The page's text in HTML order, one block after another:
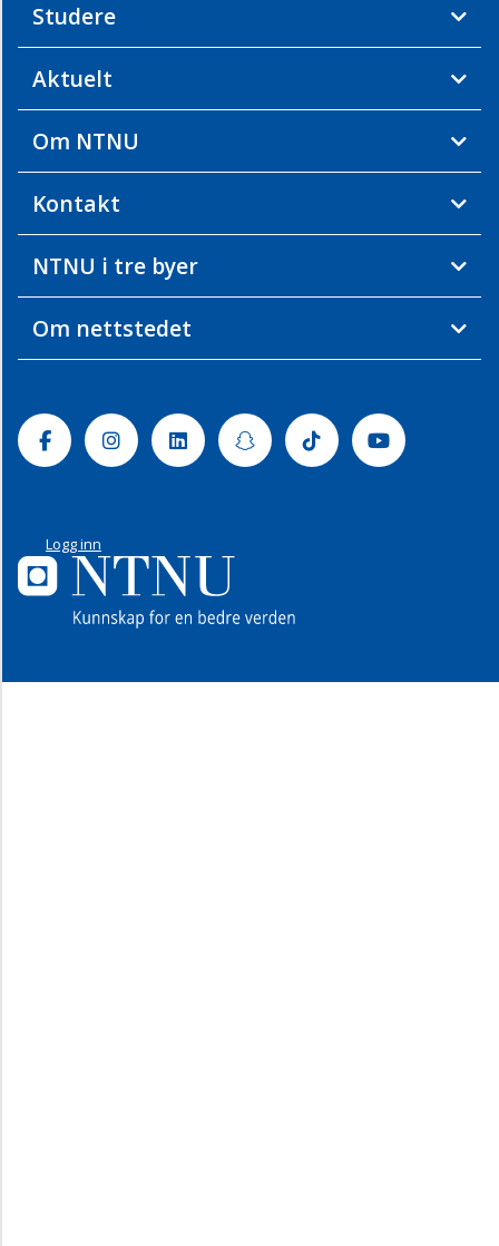
Studere
Aktuelt
Om NTNU
Kontakt
NTNU i tre byer
Om nettstedet
FacebookInstagramLinkedinSnapchatTiktok Youtube
Logg inn